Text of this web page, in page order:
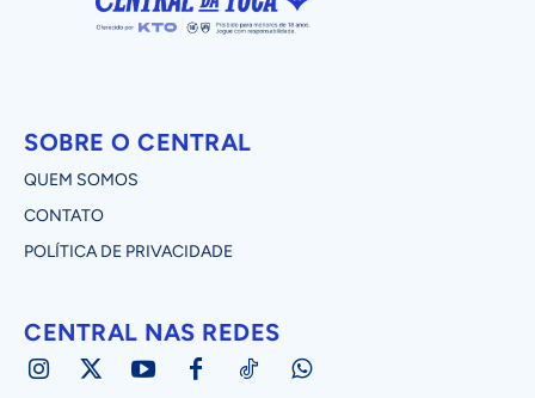
SOBRE O CENTRAL
QUEM SOMOS
CONTATO
POLÍTICA DE PRIVACIDADE
CENTRAL NAS REDES